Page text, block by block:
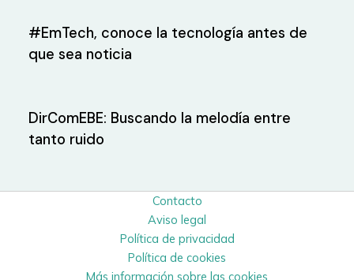
#EmTech, conoce la tecnología antes de
que sea noticia
DirComEBE: Buscando la melodía entre
tanto ruido
Contacto
Aviso legal
Política de privacidad
Política de cookies
Más información sobre las cookies